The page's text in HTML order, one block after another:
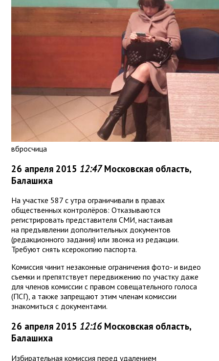
вбросчица
26 апреля 2015 12:47Московская область,
Балашиха
На участке 587 с утра ограничивали в правах
общественных контролёров: Отказываются
регистрировать представителя СМИ, настаивая
на предъявлении дополнительных документов
(редакционного задания) или звонка из редакции.
Требуют снять ксерокопию паспорта.
Комиссия чинит незаконные ограничения фото- и видео
съемки и препятствует передвижению по участку даже
для членов комиссии с правом совещательного голоса
(ПСГ), а также запрещают этим членам комиссии
знакомиться с документами.
26 апреля 2015 12:16 Московская область,
Балашиха
Избирательная комиссия перед удалением